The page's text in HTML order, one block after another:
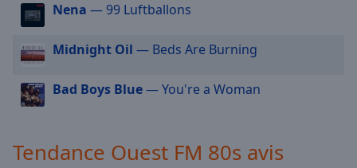
Color
Opacity
Text
Nena — 99 Luftballons
Midnight Oil — Beds Are Burning
Bad Boys Blue— You're a Woman
Tendance Ouest FM 80s avis